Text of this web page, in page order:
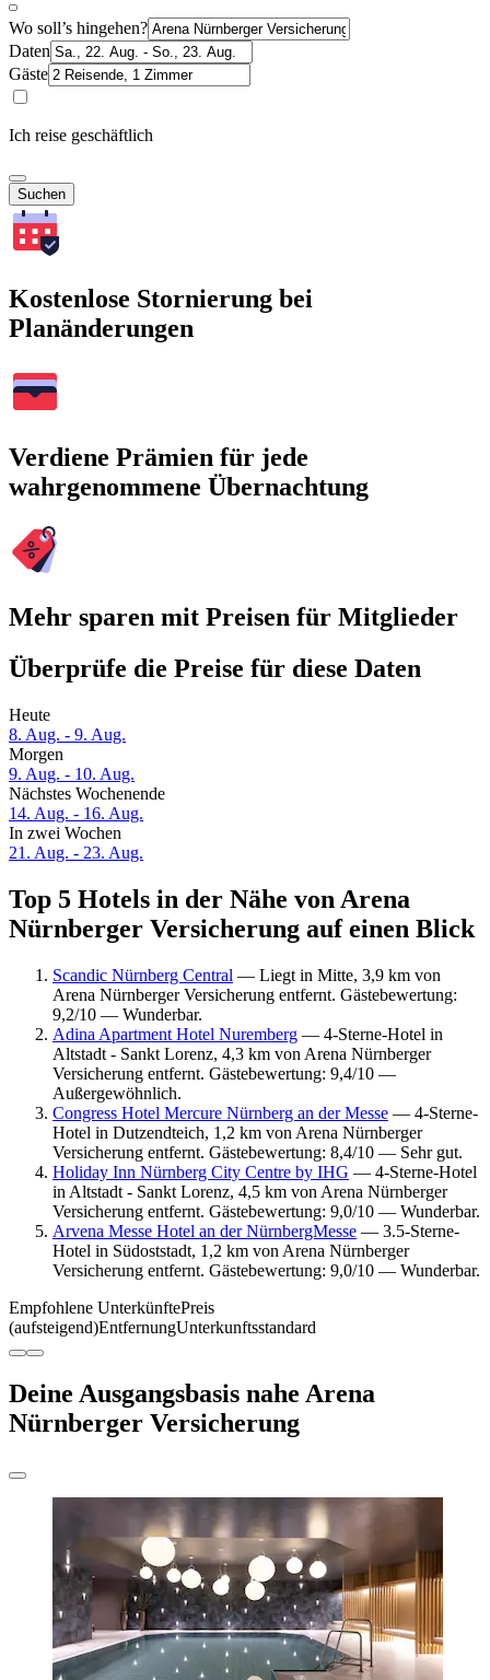
Wo soll’s hingehen?
Daten
Gäste
Ich reise geschäftlich
Suchen
Kostenlose Stornierung bei
Planänderungen
Verdiene Prämien für jede
wahrgenommene Übernachtung
Mehr sparen mit Preisen für Mitglieder
Überprüfe die Preise für diese Daten
Heute
8. Aug. - 9. Aug.
Morgen
9. Aug. - 10. Aug.
Nächstes Wochenende
14. Aug. - 16. Aug.
In zwei Wochen
21. Aug. - 23. Aug.
Top 5 Hotels in der Nähe von Arena
Nürnberger Versicherung auf einen Blick
Scandic Nürnberg Central — Liegt in Mitte, 3,9 km von
Arena Nürnberger Versicherung entfernt. Gästebewertung:
9,2/10 — Wunderbar.
Adina Apartment Hotel Nuremberg — 4-Sterne-Hotel in
Altstadt - Sankt Lorenz, 4,3 km von Arena Nürnberger
Versicherung entfernt. Gästebewertung: 9,4/10 —
Außergewöhnlich.
Congress Hotel Mercure Nürnberg an der Messe — 4-Sterne-
Hotel in Dutzendteich, 1,2 km von Arena Nürnberger
Versicherung entfernt. Gästebewertung: 8,4/10 — Sehr gut.
Holiday Inn Nürnberg City Centre by IHG — 4-Sterne-Hotel
in Altstadt - Sankt Lorenz, 4,5 km von Arena Nürnberger
Versicherung entfernt. Gästebewertung: 9,0/10 — Wunderbar.
Arvena Messe Hotel an der NürnbergMesse — 3.5-Sterne-
Hotel in Südoststadt, 1,2 km von Arena Nürnberger
Versicherung entfernt. Gästebewertung: 9,0/10 — Wunderbar.
Empfohlene UnterkünftePreis
(aufsteigend)EntfernungUnterkunftsstandard
Deine Ausgangsbasis nahe Arena
Nürnberger Versicherung